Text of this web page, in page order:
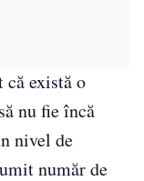
că există o
nu fie încă
nivel de
număr de